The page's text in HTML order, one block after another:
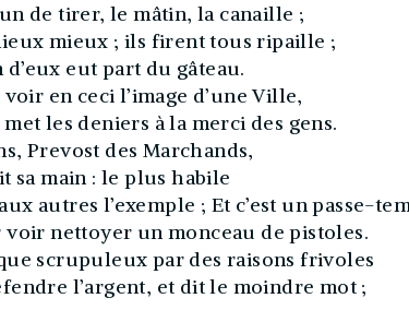
de tirer, le mâtin, la canaille ;
mieux ; ils firent tous ripaille ;
d’eux eut part du gâteau.
voir en ceci l’image d’une Ville,
met les deniers à la merci des gens.
Prevost des Marchands,
sa main : le plus habile
autres l’exemple ; Et c’est un passe-
voir nettoyer un monceau de pistoles.
scrupuleux par des raisons frivoles
l’argent, et dit le moindre mot ;